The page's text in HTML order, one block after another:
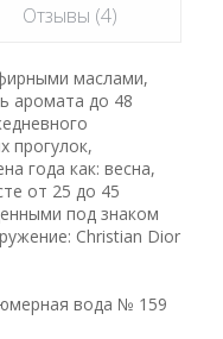
Отзывы (4)
маслами,
аромата до 48
прогулок,
года как: весна,
от 25 до 45
под знаком
Christian Dior
вода № 159